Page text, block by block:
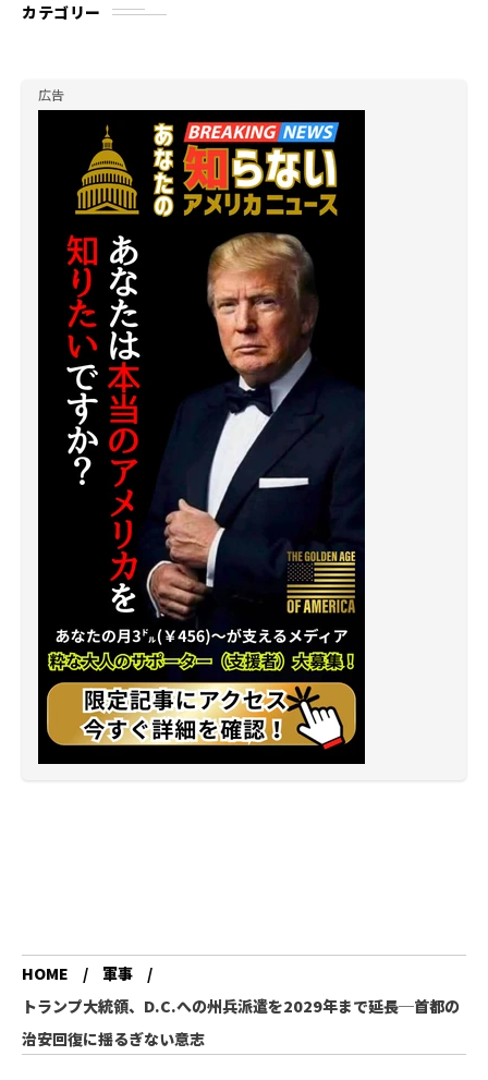
カテゴリー
広告
HOME
軍事
トランプ大統領、D.C.への州兵派遣を2029年まで延長─首都の
治安回復に揺るぎない意志